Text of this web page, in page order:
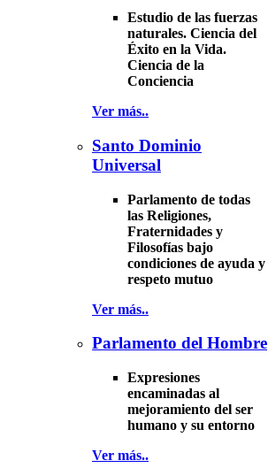
Estudio de las fuerzas
naturales. Ciencia del
Éxito en la Vida.
Ciencia de la
Conciencia
Ver más..
Santo Dominio
Universal
Parlamento de todas
las Religiones,
Fraternidades y
Filosofías bajo
condiciones de ayuda y
respeto mutuo
Ver más..
Parlamento del Hombre
Expresiones
encaminadas al
mejoramiento del ser
humano y su entorno
Ver más..